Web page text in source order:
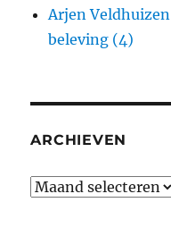
Arjen Veldhuizen
beleving (4)
ARCHIEVEN
Archieven